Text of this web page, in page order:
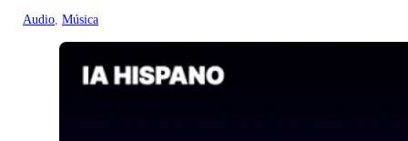
Audio, Música